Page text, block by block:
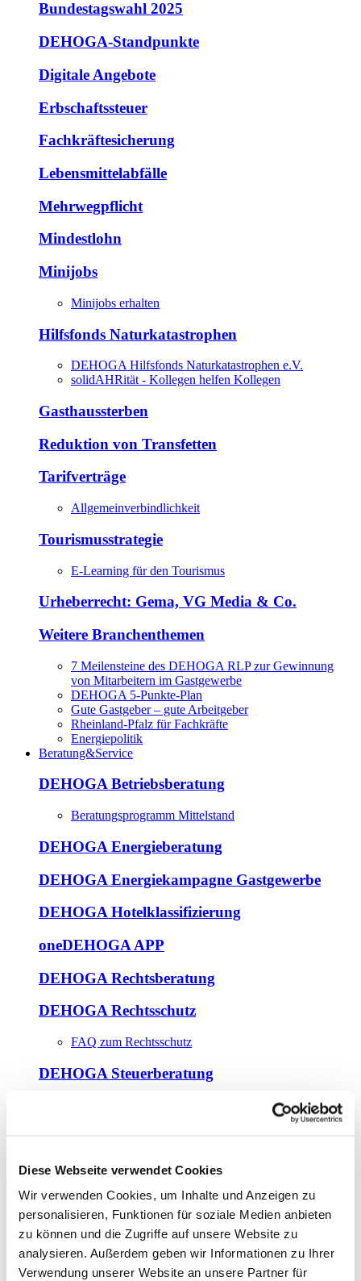
Diese Webseite verwendet Cookies
Wir verwenden Cookies, um Inhalte und Anzeigen zu
personalisieren, Funktionen für soziale Medien anbieten
zu können und die Zugriffe auf unsere Website zu
analysieren. Außerdem geben wir Informationen zu Ihrer
Verwendung unserer Website an unsere Partner für
Bundestagswahl 2025
DEHOGA-Standpunkte
Digitale Angebote
Erbschaftssteuer
Fachkräftesicherung
Lebensmittelabfälle
Mehrwegpflicht
Mindestlohn
Minijobs
Minijobs erhalten
Hilfsfonds Naturkatastrophen
DEHOGA Hilfsfonds Naturkatastrophen e.V.
solidAHRität - Kollegen helfen Kollegen
Gasthaussterben
Reduktion von Transfetten
Tarifverträge
Allgemeinverbindlichkeit
Tourismusstrategie
E-Learning für den Tourismus
Urheberrecht: Gema, VG Media & Co.
Weitere Branchenthemen
7 Meilensteine des DEHOGA RLP zur Gewinnung
von Mitarbeitern im Gastgewerbe
DEHOGA 5-Punkte-Plan
Gute Gastgeber – gute Arbeitgeber
Rheinland-Pfalz für Fachkräfte
Energiepolitik
Beratung&Service
DEHOGA Betriebsberatung
Beratungsprogramm Mittelstand
DEHOGA Energieberatung
DEHOGA Energiekampagne Gastgewerbe
DEHOGA Hotelklassifizierung
oneDEHOGA APP
DEHOGA Rechtsberatung
DEHOGA Rechtsschutz
FAQ zum Rechtsschutz
DEHOGA Steuerberatung
DEHOGA Umwelt & Nachhaltigkeit
Ausbildung&Beruf
DEHOGA Ausbildungscoaches
Aufgaben
Vorteile & Unterstützung
Kontakt